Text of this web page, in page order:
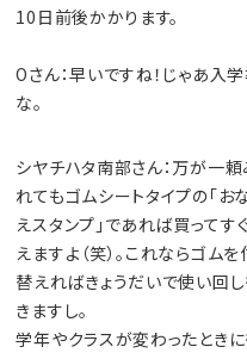
10日前後かかります。
Oさん：早いですね！じゃあ入
な。
シヤチハタ南部さん：万が一
れてもゴムシートタイプの「お
えスタンプ」であれば買ってす
えますよ（笑）。これならゴム
替えればきょうだいで使い回
きますし。
学年やクラスが変わったときに